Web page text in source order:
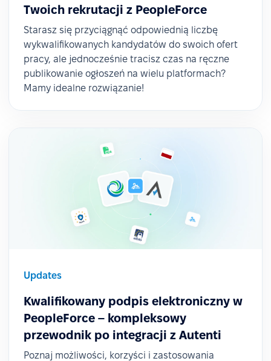
Twoich rekrutacji z PeopleForce
Starasz się przyciągnąć odpowiednią liczbę
wykwalifikowanych kandydatów do swoich ofert
pracy, ale jednocześnie tracisz czas na ręczne
publikowanie ogłoszeń na wielu platformach?
Mamy idealne rozwiązanie!
Updates
Kwalifikowany podpis elektroniczny w
PeopleForce – kompleksowy
przewodnik po integracji z Autenti
Poznaj możliwości, korzyści i zastosowania